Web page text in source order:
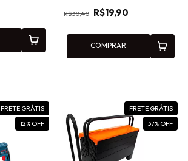
R$30,40 R$19,90
COMPRAR
FRETE GRÁTIS
12% OFF
FRETE GRÁTIS
37% OFF